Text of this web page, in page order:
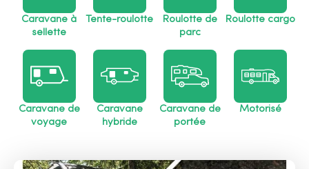
Caravane à
sellette
Tente-roulotte
Roulotte de
parc
Roulotte cargo
Caravane de
voyage
Caravane
hybride
Caravane de
portée
Motorisé